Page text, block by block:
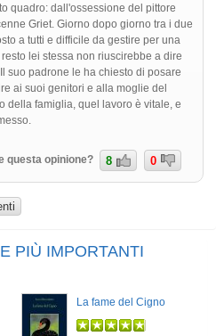
quadro: dall'ossessione del pittore
Griet. Giorno dopo giorno tra i due
a tutti e difficile da gestire per una
lei stessa non riuscirebbe a dire
suo padrone le ha chiesto di posare
ai suoi genitori e alla moglie del
della famiglia, quel lavoro è vitale, e
questa opinione? 8 0
PIÙ IMPORTANTI
La fame del Cigno